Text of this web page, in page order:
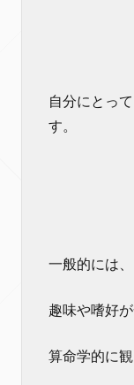
自分にとっ
す。
一般的には、
趣味や嗜好
算命学的に